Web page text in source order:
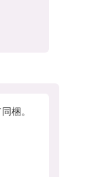
梱。